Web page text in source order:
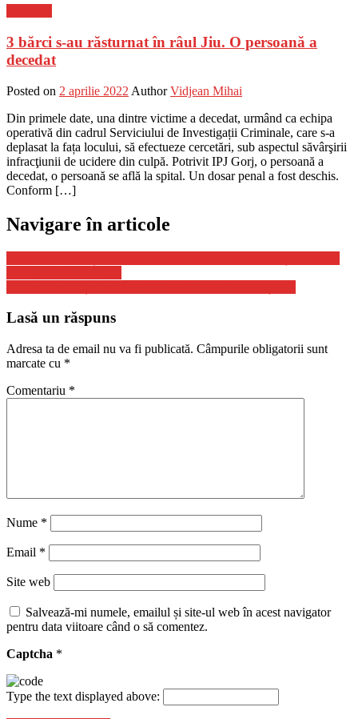
3 bărci s-au răsturnat în râul Jiu. O persoană a
decedat
Posted on 2 aprilie 2022 Author Vidjean Mihai
Din primele date, una dintre victime a decedat, urmând ca echipa
operativă din cadrul Serviciului de Investigații Criminale, care s-a
deplasat la fața locului, să efectueze cercetări, sub aspectul săvârşirii
infracţiunii de ucidere din culpă. Potrivit IPJ Gorj, o persoană a
decedat, o persoană se află la spital. Un dosar penal a fost deschis.
Conform […]
Navigare în articole
Lasă un răspuns
Adresa ta de email nu va fi publicată. Câmpurile obligatorii sunt
marcate cu *
Comentariu *
Nume *
Email *
Site web
Salvează-mi numele, emailul și site-ul web în acest navigator
pentru data viitoare când o să comentez.
Captcha *
Type the text displayed above: